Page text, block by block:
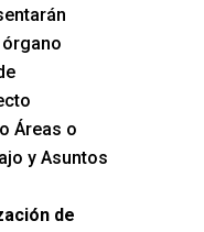
Áreas o
y Asuntos
de